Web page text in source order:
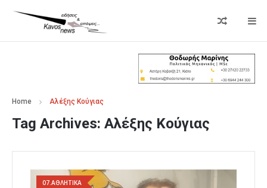
Home Αλέξης Κούγιας
Tag Archives: Αλέξης Κούγιας
07.ΑΘΛΗΤΙΚΑ